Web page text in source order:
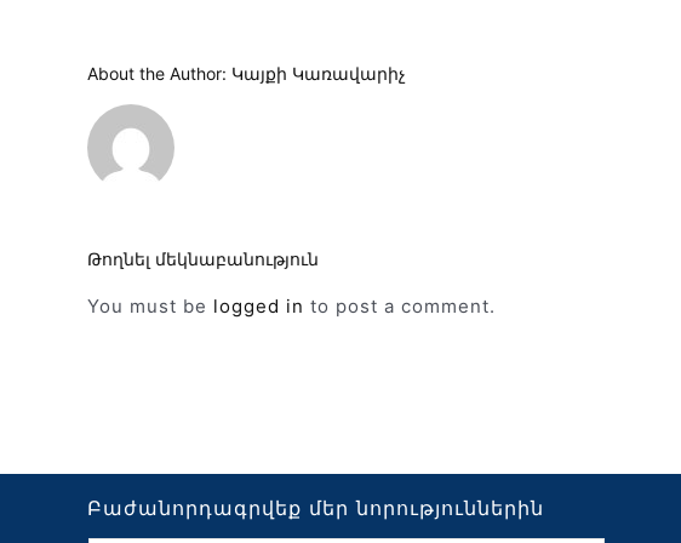
About the Author: Կայքի Կառավարիչ
Թողնել մեկնաբանություն
You must be logged in to post a comment.
Բաժանորդագրվեք մեր նորություններին